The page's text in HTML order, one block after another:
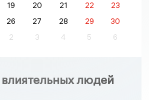
19 20 21 22
23
26 27 28 29
30
2 3 4 5 6
людей